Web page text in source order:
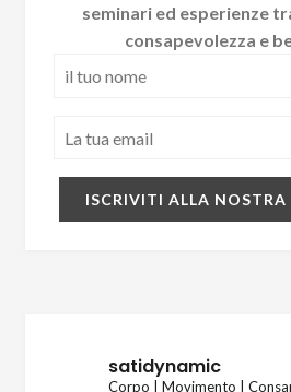
seminari ed esperienze
consapevolezza e
satidynamic
Corpo | Movimento |